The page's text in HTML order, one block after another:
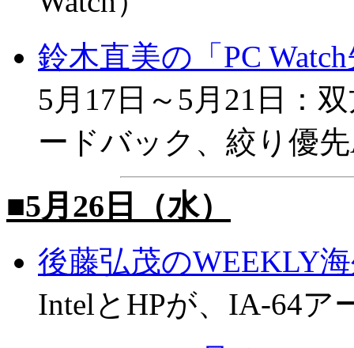
鈴木直美の「PC
5月17日～5月21日：
ードバック、絞り優
■5月26日（水）
後藤弘茂のWEEKLY
IntelとHPが、IA-64ア